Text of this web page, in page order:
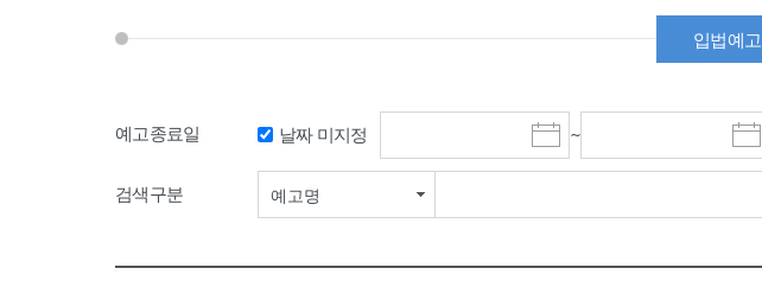
입법예고
예고종료일 날짜 미지정
시
작
~
종
료
검색구분 예고명